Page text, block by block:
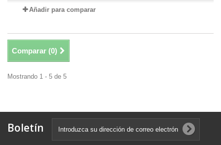
Añadir para comparar
Comparar (0)
Mostrando 1 - 5 de 5
Boletín